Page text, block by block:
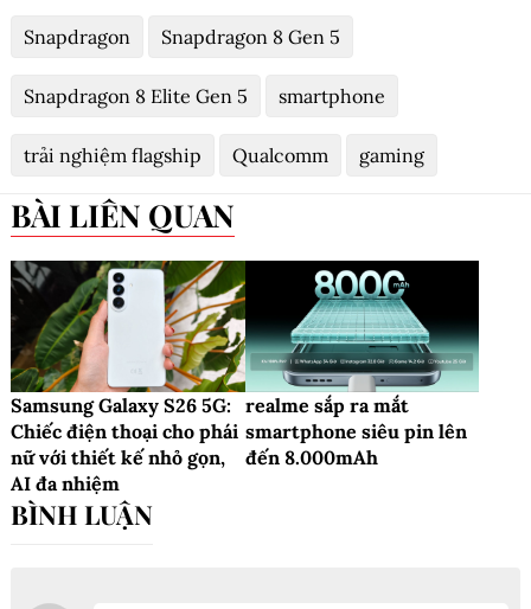
Snapdragon Snapdragon 8 Gen 5
Snapdragon 8 Elite Gen 5 smartphone
trải nghiệm flagship Qualcomm gaming
BÀI LIÊN QUAN
Samsung Galaxy S26 5G:
Chiếc điện thoại cho phái
nữ với thiết kế nhỏ gọn,
AI đa nhiệm
realme sắp ra mắt
smartphone siêu pin lên
đến 8.000mAh